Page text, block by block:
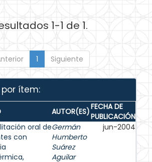
1-1 de 1.
1 Siguiente
ítem:
AUTOR(ES)FECHA DE
PUBLICACIÓN
oral de
con
Germán
Humberto
Suárez
Aguilar
jun-2004